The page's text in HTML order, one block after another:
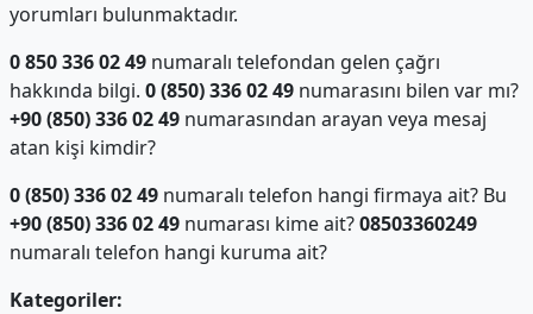
yorumları bulunmaktadır.
0 850 336 02 49numaralı telefondan gelen çağrı
hakkında bilgi. 0 (850) 336 02 49numarasını bilen var mı?
+90 (850) 336 02 49numarasından arayan veya mesaj
atan kişi kimdir?
0 (850) 336 02 49numaralı telefon hangi firmaya ait? Bu
+90 (850) 336 02 49numarası kime ait?08503360249
numaralı telefon hangi kuruma ait?
Kategoriler: